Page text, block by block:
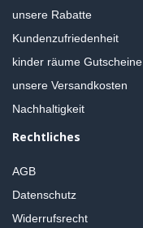
unsere Rabatte
Kundenzufriedenheit
kinder räume Gutscheine
unsere Versandkosten
Nachhaltigkeit
Rechtliches
AGB
Datenschutz
Widerrufsrecht